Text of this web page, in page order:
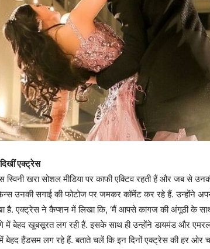
एक्ट्रेस
खरा सोशल मीडिया पर काफी एक्टिव रहती हैं और जब से
फैन्स उनकी सगाई की फोटोज पर जमकर कॉमेंट कर रहे हैं. उन्होंने
है. एक्ट्रेस ने कैप्शन में लिखा कि, ‘मैं आपसे कागज की अंगूठी के
में बेहद खूबसूरत लग रही हैं. इसके साथ ही उन्होंने डायमंड और
हैंडसम लग रहे हैं. बताते चलें कि इन दिनों एक्ट्रेस की हर ओर